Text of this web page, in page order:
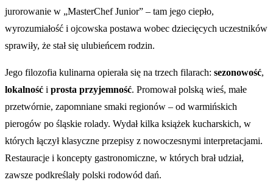
jurorowanie w „MasterChef Junior” – tam jego ciepło,
wyrozumiałość i ojcowska postawa wobec dziecięcych uczestników
sprawiły, że stał się ulubieńcem rodzin.
Jego filozofia kulinarna opierała się na trzech filarach: sezonowość,
lokalność i prosta przyjemność. Promował polską wieś, małe
przetwórnie, zapomniane smaki regionów – od warmińskich
pierogów po śląskie rolady. Wydał kilka książek kucharskich, w
których łączył klasyczne przepisy z nowoczesnymi interpretacjami.
Restauracje i koncepty gastronomiczne, w których brał udział,
zawsze podkreślały polski rodowód dań.